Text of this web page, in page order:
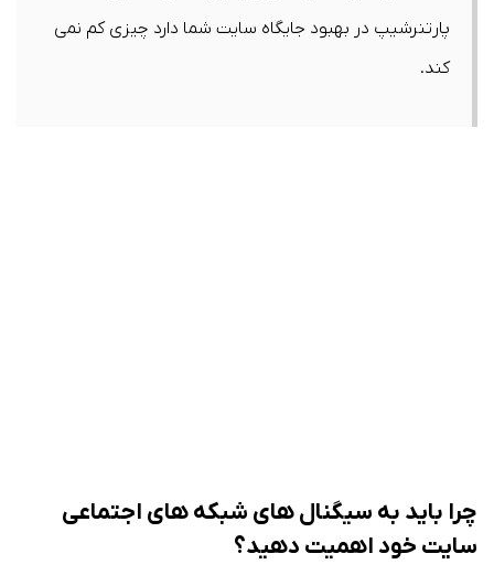
پارتنرشیپ در بهبود جایگاه سایت شما دارد چیزی کم نمی
کند.
چرا باید به سیگنال های شبکه های اجتماعی
سایت خود اهمیت دهید؟